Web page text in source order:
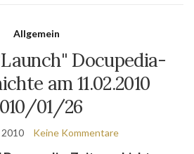
Allgemein
Docupedia-
am 11.02.2010
01/26
2010 Keine Kommentare